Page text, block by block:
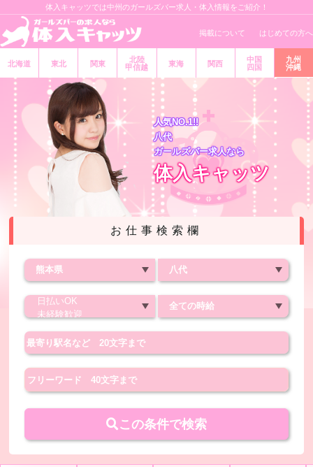
体入キャッツでは中州のガールズバー求人・体入情報をご紹介！
はじめての方へ
掲載について
北海道 東北 関東
北陸
甲信越
東海 関西
中国
四国
九州
沖縄
人気NO.1!!
八代
ガールズバー求人なら
体入キャッツ
お仕事検索欄
この条件で検索